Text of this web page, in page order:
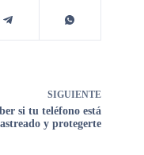
SIGUIENTE
si tu teléfono está
y protegerte